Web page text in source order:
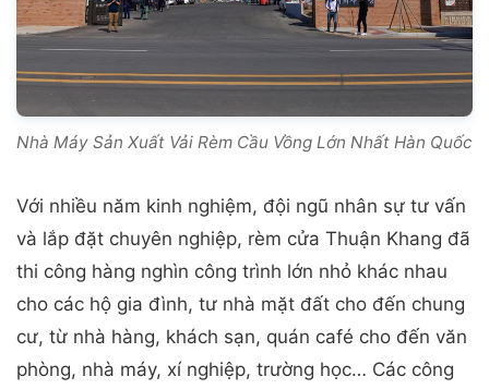
Nhà Máy Sản Xuất Vải Rèm Cầu Vồng Lớn Nhất Hàn Quốc
Với nhiều năm kinh nghiệm, đội ngũ nhân sự tư vấn
và lắp đặt chuyên nghiệp, rèm cửa Thuận Khang đã
thi công hàng nghìn công trình lớn nhỏ khác nhau
cho các hộ gia đình, tư nhà mặt đất cho đến chung
cư, từ nhà hàng, khách sạn, quán café cho đến văn
phòng, nhà máy, xí nghiệp, trường học… Các công